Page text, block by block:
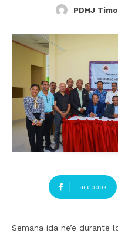
PDHJ
Facebook
Semana ida ne’e durante